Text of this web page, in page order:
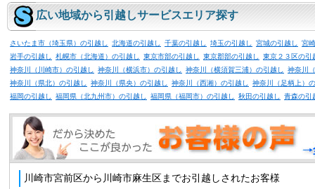
広い地域から引越しサービスエリア探す
さいたま市（埼玉県）の引越し 北海道の引越し 千葉の引越し 埼玉の引越し 宮城の引越し
宮
岩手の引越し
札幌市（北海道）の引越し 東京市部の引越し 東京郡部の引越し
東京２３区の引
神奈川（川崎市）の引越し
神奈川（横浜市）の引越し 神奈川（横須賀三浦）の引越し
神奈川
神奈川（県北）の引越し
神奈川（県央）の引越し 神奈川（西湘）の引越し
神奈川（足柄上）
福岡の引越し
福岡県（北九州市）の引越し 福岡県（福岡市）の引越し 秋田の引越し 青森の引